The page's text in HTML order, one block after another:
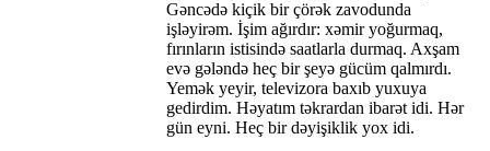
Gəncədə kiçik bir çörək zavodunda
işləyirəm. İşim ağırdır: xəmir yoğurmaq,
fırınların istisində saatlarla durmaq. Axşam
evə gələndə heç bir şeyə gücüm qalmırdı.
Yemək yeyir, televizora baxıb yuxuya
gedirdim. Həyatım təkrardan ibarət idi. Hər
gün eyni. Heç bir dəyişiklik yox idi.